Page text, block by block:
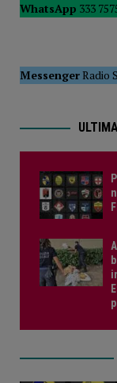
[
WhatsApp 333
MessengerRadio